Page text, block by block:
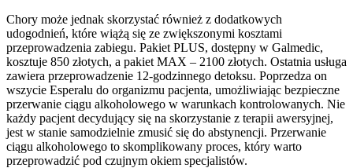
Chory może jednak skorzystać również z dodatkowych
udogodnień, które wiążą się ze zwiększonymi kosztami
przeprowadzenia zabiegu. Pakiet PLUS, dostępny w Galmedic,
kosztuje 850 złotych, a pakiet MAX – 2100 złotych. Ostatnia usługa
zawiera przeprowadzenie 12-godzinnego detoksu. Poprzedza on
wszycie Esperalu do organizmu pacjenta, umożliwiając bezpieczne
przerwanie ciągu alkoholowego w warunkach kontrolowanych. Nie
każdy pacjent decydujący się na skorzystanie z terapii awersyjnej,
jest w stanie samodzielnie zmusić się do abstynencji. Przerwanie
ciągu alkoholowego to skomplikowany proces, który warto
przeprowadzić pod czujnym okiem specjalistów.